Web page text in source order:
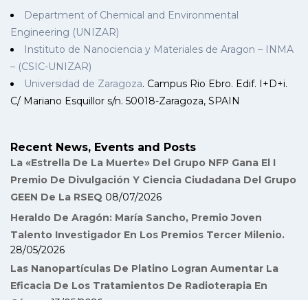
Department of Chemical and Environmental
Engineering (UNIZAR)
Instituto de Nanociencia y Materiales de Aragon – INMA
– (CSIC-UNIZAR)
Universidad de Zaragoza. Campus Rio Ebro. Edif. I+D+i.
C/ Mariano Esquillor s/n. 50018-Zaragoza, SPAIN
Recent News, Events and Posts
La «Estrella De La Muerte» Del Grupo NFP Gana El I
Premio De Divulgación Y Ciencia Ciudadana Del Grupo
GEEN De La RSEQ 08/07/2026
Heraldo De Aragón: María Sancho, Premio Joven
Talento Investigador En Los Premios Tercer Milenio.
28/05/2026
Las Nanopartículas De Platino Logran Aumentar La
Eficacia De Los Tratamientos De Radioterapia En